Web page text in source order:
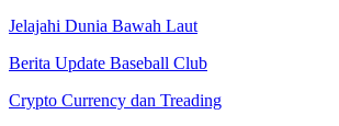
Jelajahi Dunia Bawah Laut
Berita Update Baseball Club
Crypto Currency dan Treading